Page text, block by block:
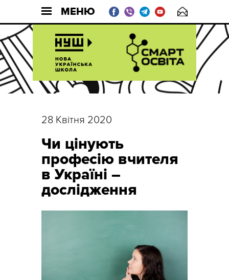
МЕНЮ
28 Квітня 2020
Чи цінують
професію вчителя
в Україні –
дослідження